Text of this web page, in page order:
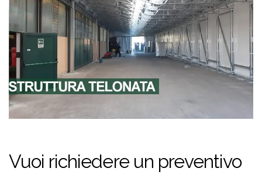
Vuoi richiedere un preventivo